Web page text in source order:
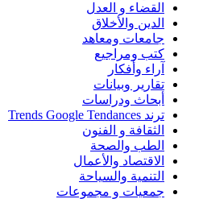
القضاء و العدل
الدين والأخلاق
جامعات ومعاهد
كتب ومراجيع
آراء وأفكار
تقارير وبيانات
أبحاث ودراسات
ترند Trends Google Tendances
الثقافة و الفنون
الطب والصحة
الاقتصاد والأعمال
التنمية والسياحة
جمعيات و مجموعات